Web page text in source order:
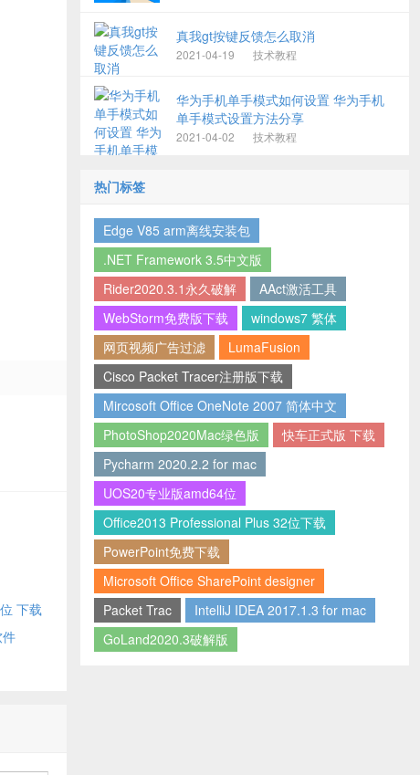
下载
真我gt按键反馈怎么取消
2021-04-19 技术教程
华为手机单手模式如何设置 华为手机
单手模式设置方法分享
2021-04-02 技术教程
热门标签
Edge V85 arm离线安装包
.NET Framework 3.5中文版
Rider2020.3.1永久破解
AAct激活工具
WebStorm免费版下载
windows7 繁体
网页视频广告过滤
LumaFusion
Cisco Packet Tracer注册版下载
Mircosoft Office OneNote 2007 简体中文
PhotoShop2020Mac绿色版
快车正式版 下载
Pycharm 2020.2.2 for mac
UOS20专业版amd64位
Office2013 Professional Plus 32位下载
PowerPoint免费下载
Microsoft Office SharePoint designer
Packet Trac
IntelliJ IDEA 2017.1.3 for mac
GoLand2020.3破解版